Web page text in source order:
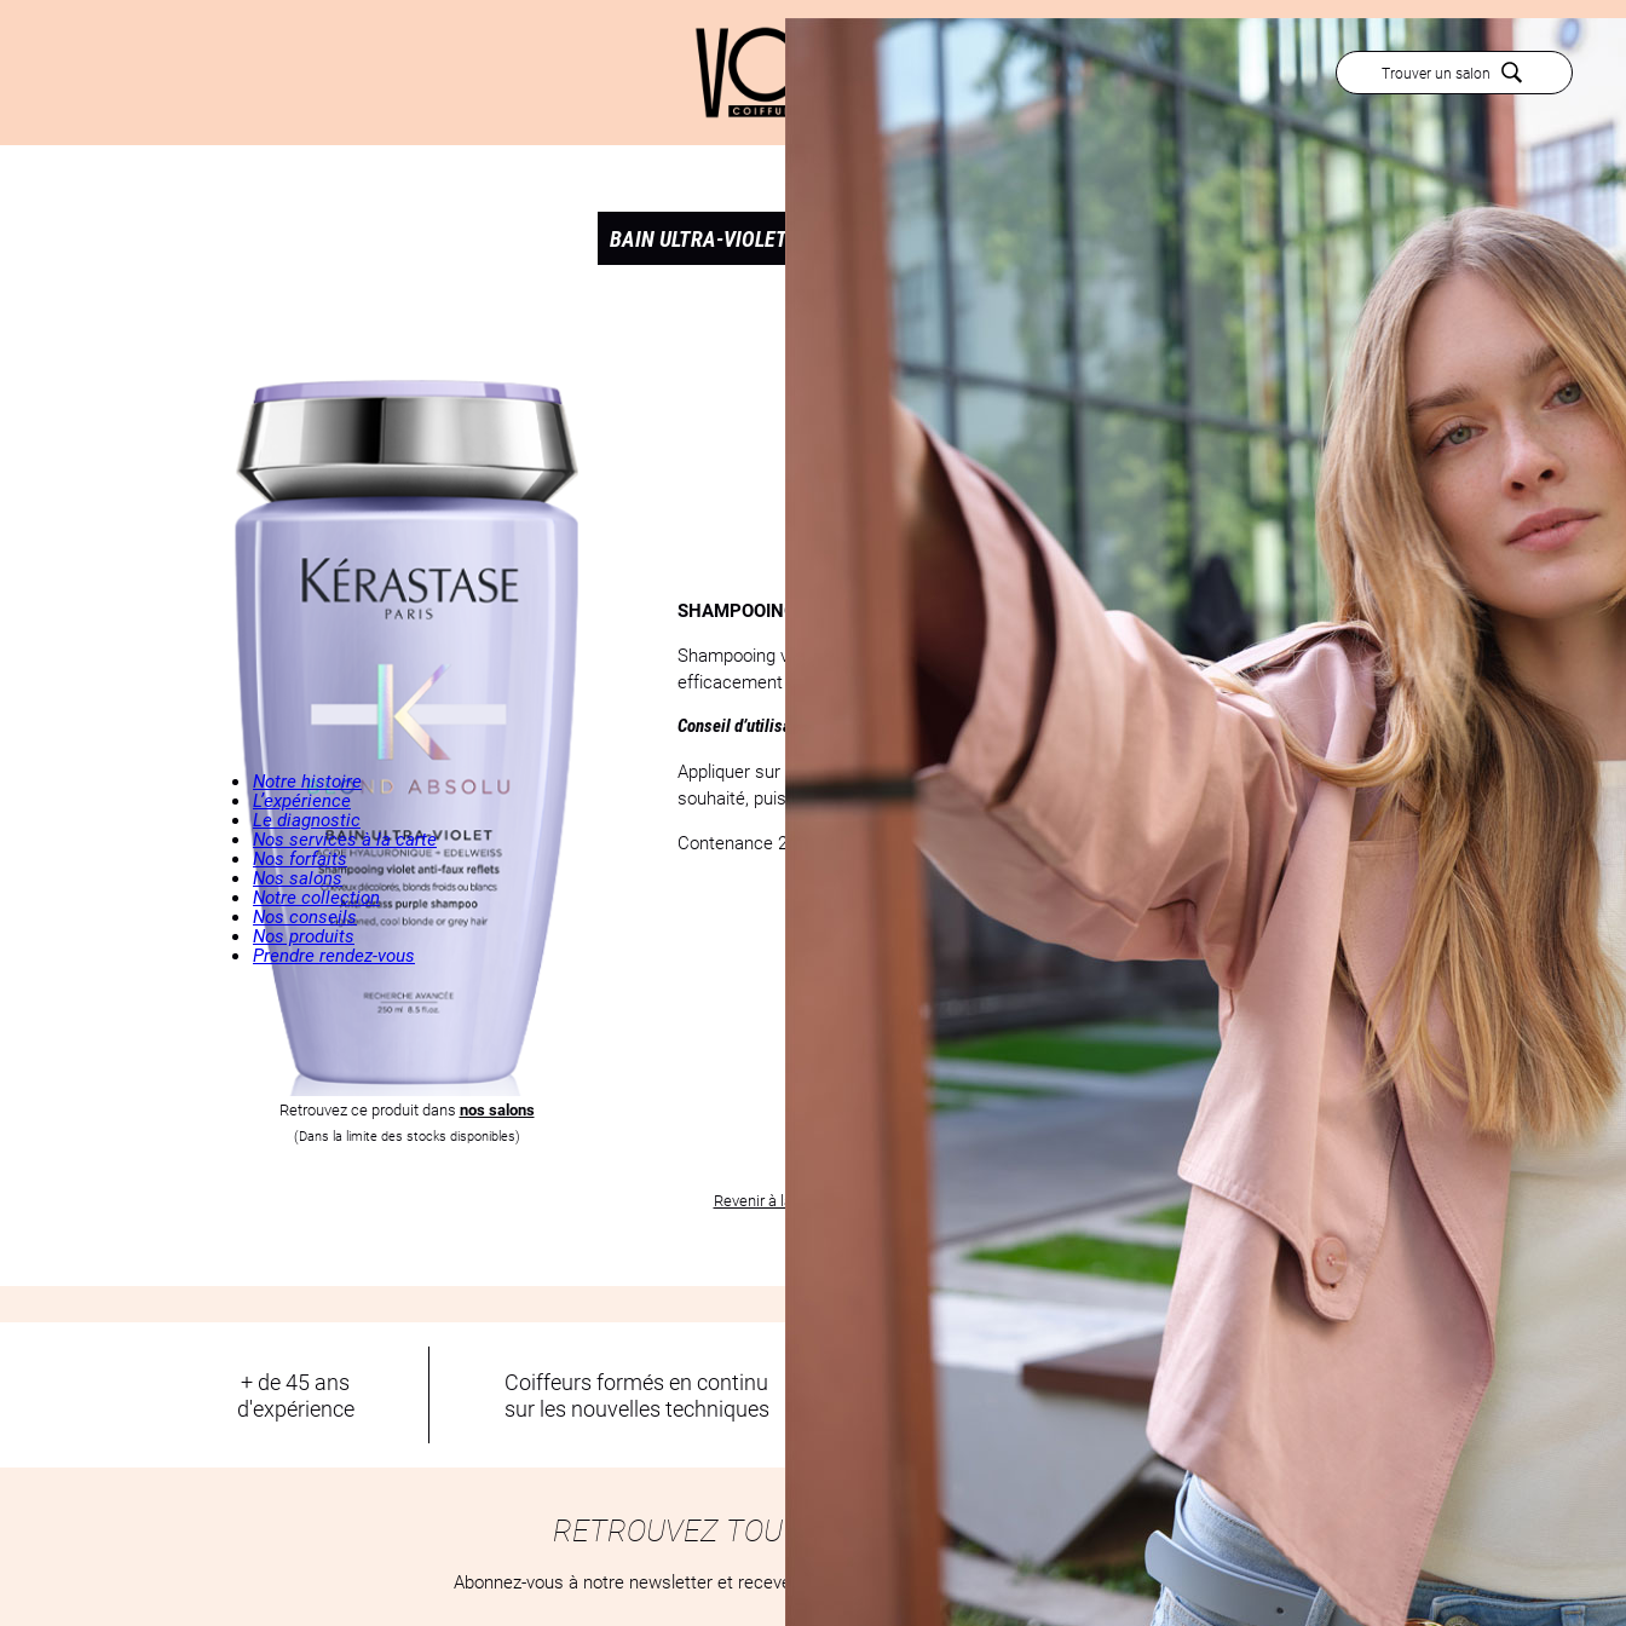
Notre histoire
L’expérience
Le diagnostic
Nos services à la carte
Nos forfaits
Nos salons
Notre collection
Nos conseils
Nos produits
Prendre rendez-vous
Trouver un salon
BAIN ULTRA-VIOLET – GAMME BLOND ABSOLU
Retrouvez ce produit dans nos salons
(Dans la limite des stocks disponibles)
SHAMPOOING VIOLET CHEVEUX BLONDS – BAIN ULTRA-VIOLET
Shampooing violet correcteur conçu pour les cheveux blonds, méchés ou décolorés. Il neutralise
efficacement les reflets jaunes tout en renforçant et illuminant la fibre capillaire.
Conseil d’utilisation
Appliquer sur cheveux mouillés, laisser agir au moins 2 minutes selon le niveau de neutralisation
souhaité, puis rincer abondamment.
Contenance 250 ml
Revenir à la liste des produits
+ de 45 ans
d'expérience
Coiffeurs formés en continu
sur les nouvelles techniques
Des salons conçus
pour votre bien-être
RETROUVEZ TOUTES NOS ACTUALITÉS
Abonnez-vous à notre newsletter et recevez toutes nos nouveautés, tendances et conseils.